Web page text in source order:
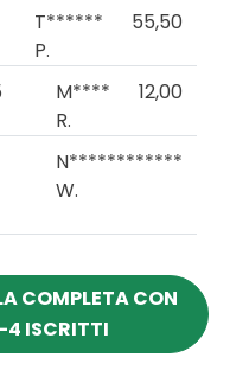
T******
P.
55,50
M****
R.
12,00
N************
W.
COMPLETA CON
4 ISCRITTI